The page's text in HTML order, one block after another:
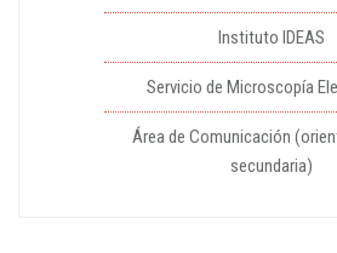
Instituto IDEAS
Servicio de Microscopía
Área de Comunicación
secundaria)